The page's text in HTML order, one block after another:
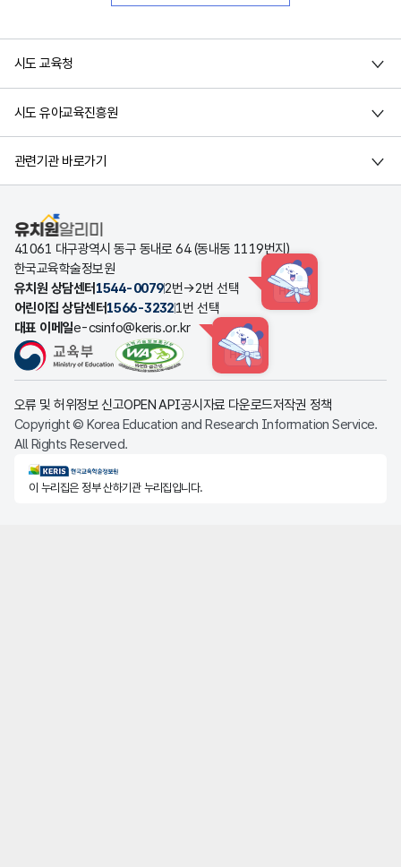
시도 교육청
시도 유아교육진흥원
관련기관 바로가기
유치원알리미
41061 대구광역시 동구 동내로 64 (동내동 1119번지)
한국교육학술정보원
유치원 상담센터 1544-00792번→2번 선택 HINT
어린이집 상담센터1566-32321번 선택
대표 이메일e-csinfo@keris.or.kr
HINT
오류 및 허위정보 신고OPEN API공시자료 다운로드저작권 정책
Copyright © Korea Education and Research Information Service.
All Rights Reserved.
KERIS한국교육학술정보원
이 누리집은 정부 산하기관 누리집입니다.